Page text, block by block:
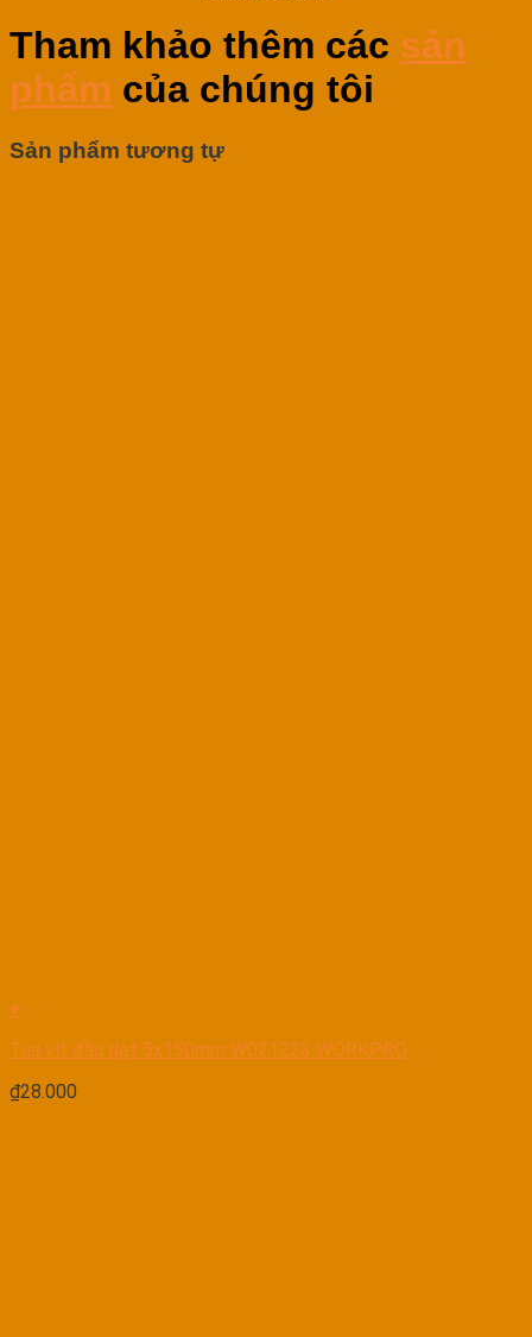
Tham khảo thêm các sản
phẩm của chúng tôi
Sản phẩm tương tự
+
Tua vít đầu dẹt 5x150mm W021223 WORKPRO
₫28.000